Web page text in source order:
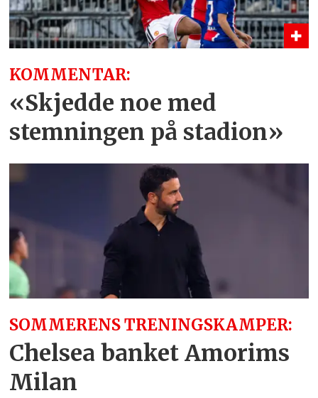
KOMMENTAR:
«Skjedde noe med
stemningen på stadion»
SOMMERENS TRENINGSKAMPER:
Chelsea banket Amorims
Milan